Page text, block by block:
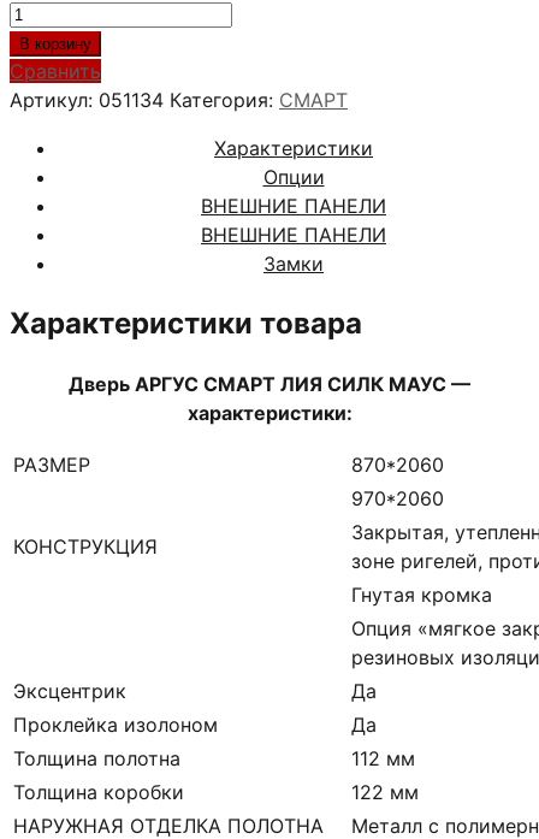
Количество
товара
АРГУС
СМАРТ
СИЛК
МАУС
В корзину
Сравнить
Артикул: 051134 Категория: СМАРТ
Характеристики
Опции
ВНЕШНИЕ ПАНЕЛИ
ВНЕШНИЕ ПАНЕЛИ
Замки
Характеристики товара
Дверь АРГУС СМАРТ ЛИЯ СИЛК МАУС —
характеристики:
РАЗМЕР
870*2060
970*2060
КОНСТРУКЦИЯ
Закрытая,
зоне ригелей,
Гнутая кромка
Опция «мягкое
резиновых
Эксцентрик
Да
Проклейка изолоном
Да
Толщина полотна
112 мм
Толщина коробки
122 мм
НАРУЖНАЯ ОТДЕЛКА ПОЛОТНА
Металл с